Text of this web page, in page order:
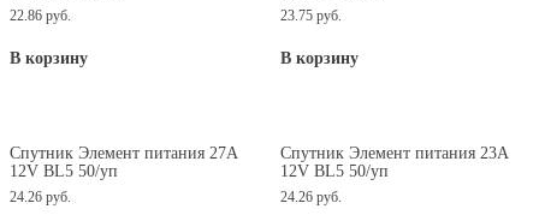
22.86 руб.
В корзину
23.75руб.
В корзину
Спутник Элемент питания 27А
12V BL5 50/уп
24.26 руб.
Спутник Элемент питания 23А
12V BL5 50/уп
24.26руб.